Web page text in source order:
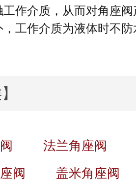
作介质，从而对角座
工作介质为液体时不
】
法兰角座阀
阀
盖米角座阀